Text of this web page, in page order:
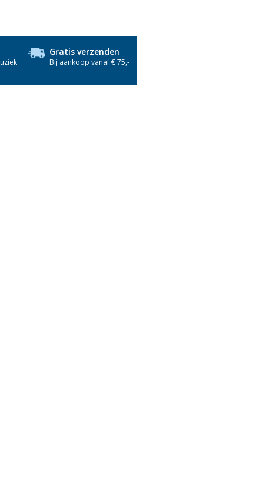
Gratis verzenden
Bij aankoop vanaf € 75,-